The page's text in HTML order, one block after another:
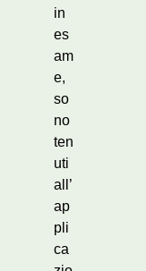
in
es
am
e,
so
no
ten
uti
all’
ap
pli
ca